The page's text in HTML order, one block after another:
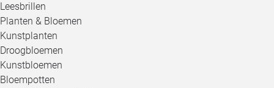
Leesbrillen
Planten & Bloemen
Kunstplanten
Droogbloemen
Kunstbloemen
Bloempotten